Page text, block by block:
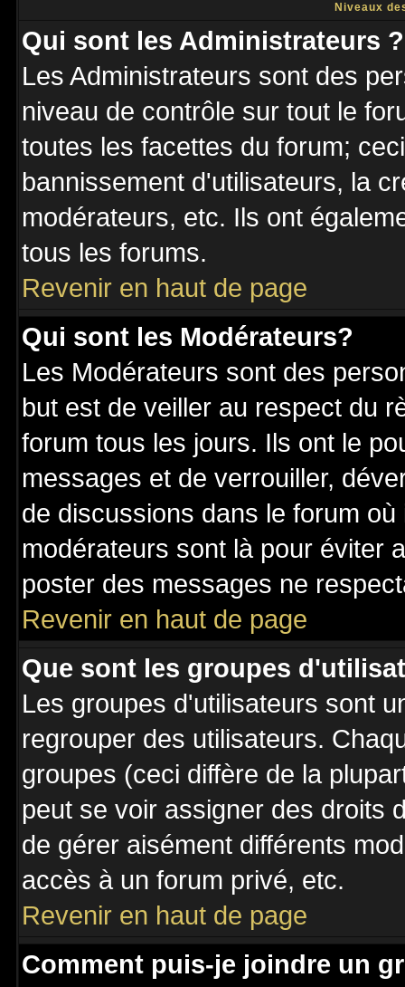
Niveaux
Qui sont les Administrateurs ?
Les Administrateurs sont des
niveau de contrôle sur tout le
toutes les facettes du forum;
bannissement d'utilisateurs, la
modérateurs, etc. Ils ont
tous les forums.
Revenir en haut de page
Qui sont les Modérateurs?
Les Modérateurs sont des
but est de veiller au respect du
forum tous les jours. Ils ont le
messages et de verrouiller,
de discussions dans le forum
modérateurs sont là pour éviter
poster des messages ne
Revenir en haut de page
Que sont les groupes
Les groupes d'utilisateurs sont
regrouper des utilisateurs.
groupes (ceci diffère de la
peut se voir assigner des droits
de gérer aisément différents
accès à un forum privé, etc.
Revenir en haut de page
Comment puis-je joindre un